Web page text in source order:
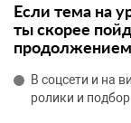
Если тема на
ты скорее
В соцсети и на
ролики и